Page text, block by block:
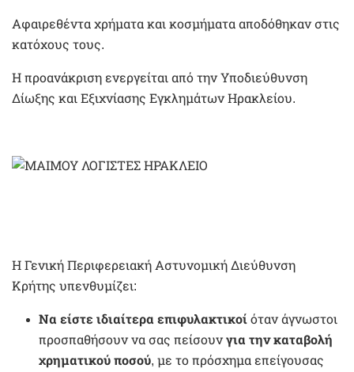
Αφαιρεθέντα χρήματα και κοσμήματα αποδόθηκαν στις
κατόχους τους.
Η προανάκριση ενεργείται από την Υποδιεύθυνση
Δίωξης και Εξιχνίασης Εγκλημάτων Ηρακλείου.
Η Γενική Περιφερειακή Αστυνομική Διεύθυνση
Κρήτης υπενθυμίζει:
Να είστε ιδιαίτερα επιφυλακτικοί όταν άγνωστοι
προσπαθήσουν να σας πείσουνγια την καταβολή
χρηματικού ποσού, με το πρόσχημα επείγουσας